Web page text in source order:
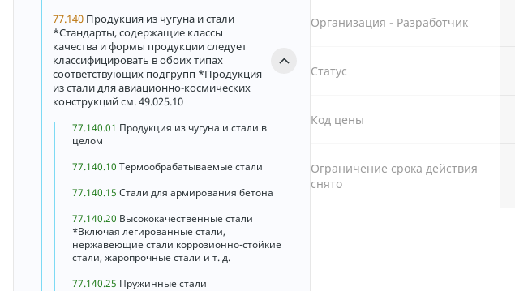
77.140 Продукция из чугуна и стали
*Стандарты, содержащие классы
качества и формы продукции следует
классифицировать в обоих типах
соответствующих подгрупп *Продукция
из стали для авиационно-космических
конструкций см. 49.025.10
77.140.01 Продукция из чугуна и стали в
целом
77.140.10 Термообрабатываемые стали
77.140.15 Стали для армирования бетона
77.140.20 Высококачественные стали
*Включая легированные стали,
нержавеющие стали коррозионно-стойкие
стали, жаропрочные стали и т. д.
77.140.25 Пружинные стали
Организация - Разработчик
Статус
Код цены
Ограничение срока действия
снято